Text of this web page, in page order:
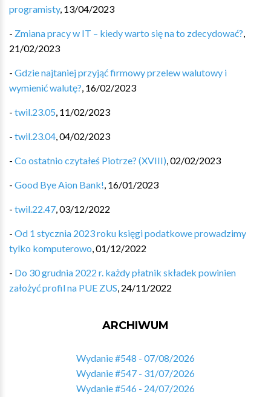
programisty, 13/04/2023
- Zmiana pracy w IT – kiedy warto się na to zdecydować?,
21/02/2023
- Gdzie najtaniej przyjąć firmowy przelew walutowy i
wymienić walutę?, 16/02/2023
- twil.23.05, 11/02/2023
- twil.23.04,04/02/2023
- Co ostatnio czytałeś Piotrze? (XVIII),02/02/2023
- Good Bye Aion Bank!, 16/01/2023
- twil.22.47,03/12/2022
- Od 1 stycznia 2023 roku księgi podatkowe prowadzimy
tylko komputerowo,01/12/2022
- Do 30 grudnia 2022 r. każdy płatnik składek powinien
założyć profil na PUE ZUS, 24/11/2022
ARCHIWUM
Wydanie #548 - 07/08/2026
Wydanie #547 - 31/07/2026
Wydanie #546 - 24/07/2026